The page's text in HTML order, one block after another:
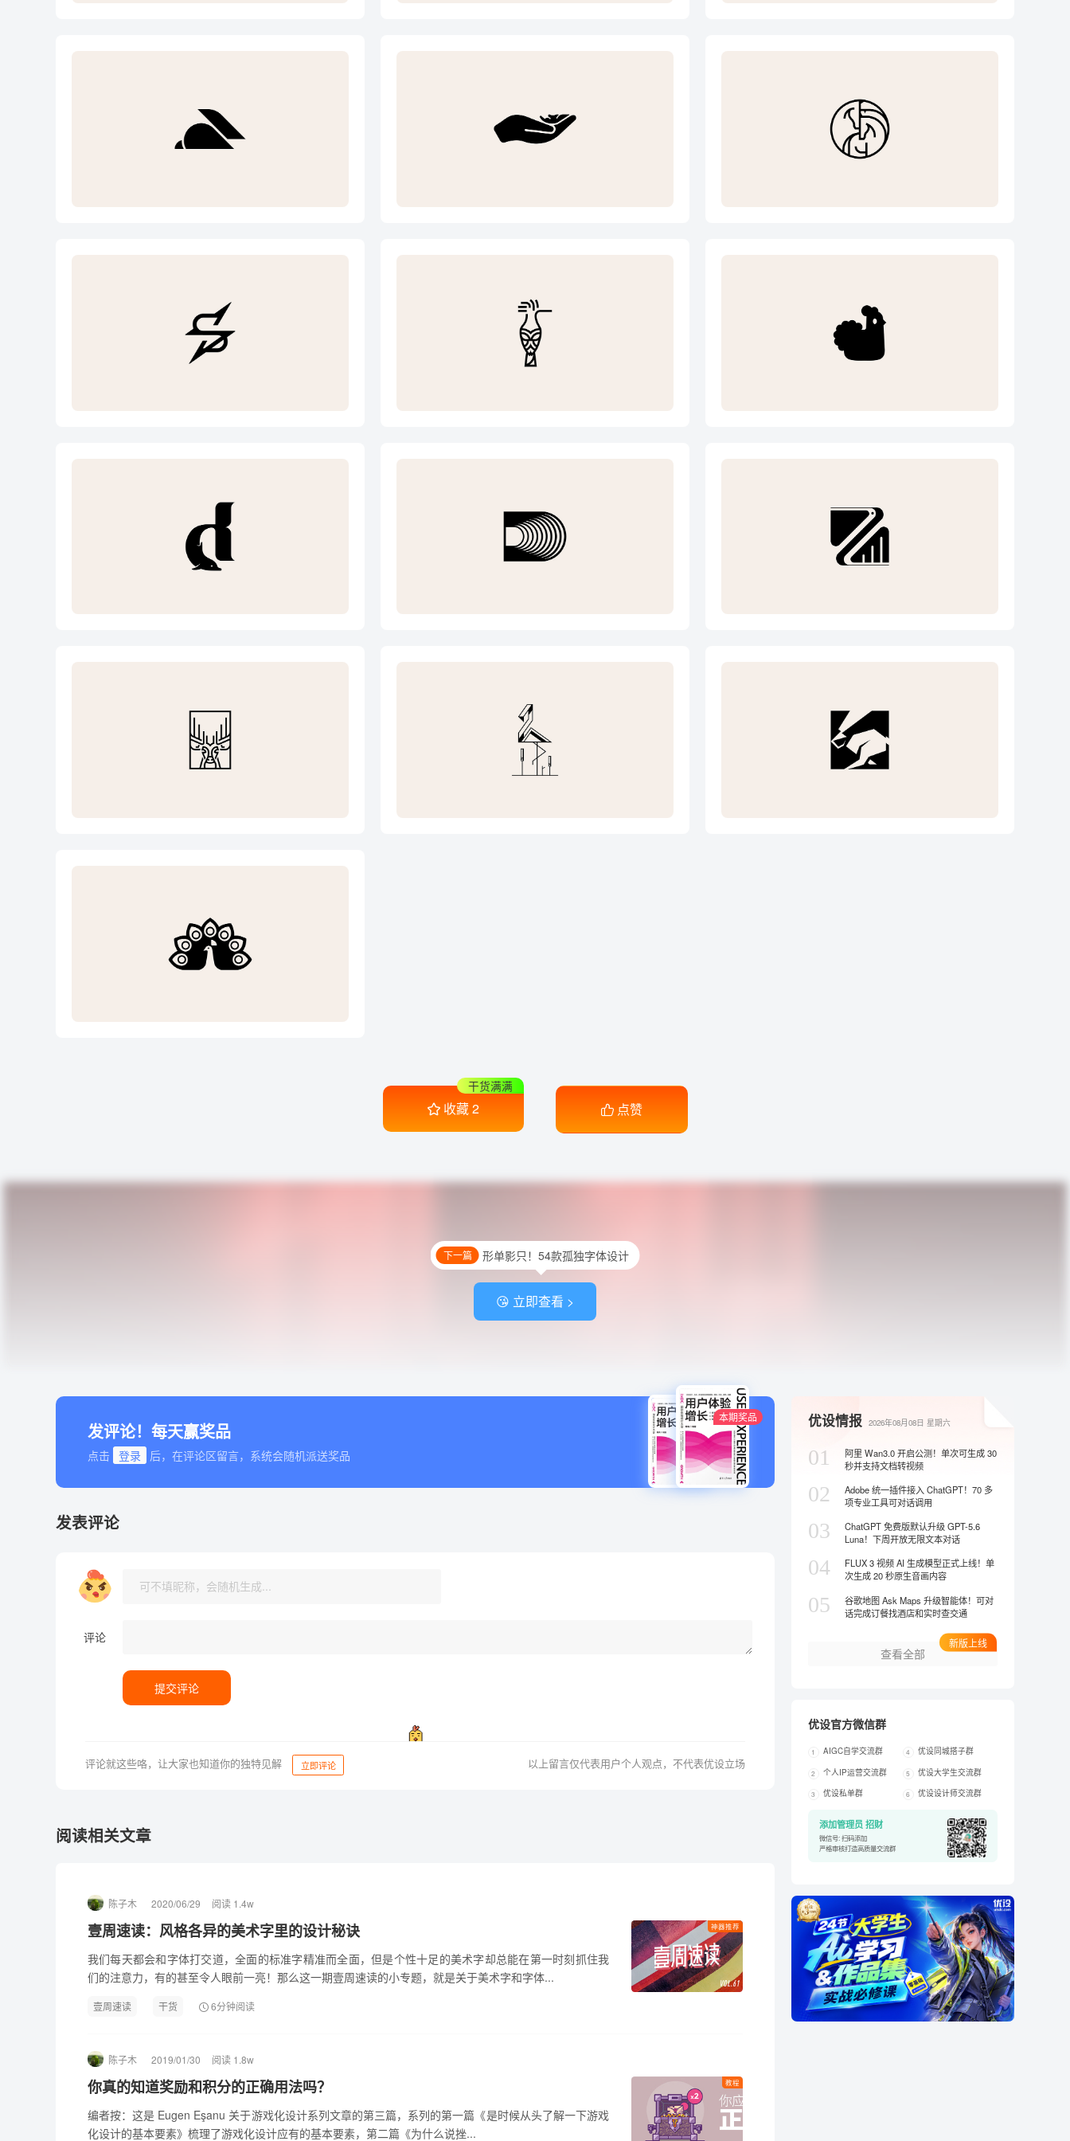
收藏2
干货满满
点赞
😘 立即查看 >
下一篇 形单影只！54款孤独字体设计
优设情报 2026年08月08日 星期六
01
阿里 Wan3.0 开启公测！单次可生成 30
秒并支持文档转视频
02
Adobe 统一插件接入 ChatGPT！70 多
项专业工具可对话调用
03
ChatGPT 免费版默认升级 GPT-5.6
Luna！下周开放无限文本对话
04
FLUX 3 视频 AI 生成模型正式上线！单
次生成 20 秒原生音画内容
05
谷歌地图 Ask Maps 升级智能体！可对
话完成订餐找酒店和实时查交通
查看全部
新版上线
优设官方微信群
1 AIGC自学交流群
2 个人IP运营交流群
3 优设私单群
4 优设同城搭子群
5 优设大学生交流群
6 优设设计师交流群
添加管理员 招财
微信号: 扫码添加
严格审核打造高质量交流群
发评论！每天赢奖品
点击 登录 后，在评论区留言，系统会随机派送奖品
本期奖品
发表评论
评论
提交评论
以上留言仅代表用户个人观点，不代表优设立场
评论就这些咯，让大家也知道你的独特见解 立即评论
阅读相关文章
陈子木 2020/06/29 阅读 1.4w
神器推荐
壹周速读：风格各异的美术字里的设计秘诀
我们每天都会和字体打交道，全面的标准字精准而全面，但是个性十足的美术字却总能在第一时刻抓住我
们的注意力，有的甚至令人眼前一亮！那么这一期壹周速读的小专题，就是关于美术字和字体...
壹周速读 干货 6分钟阅读
陈子木 2019/01/30 阅读 1.8w
教程
你真的知道奖励和积分的正确用法吗？
编者按：这是 Eugen Eşanu 关于游戏化设计系列文章的第三篇，系列的第一篇《是时候从头了解一下游戏
化设计的基本要素》梳理了游戏化设计应有的基本要素，第二篇《为什么说挫...